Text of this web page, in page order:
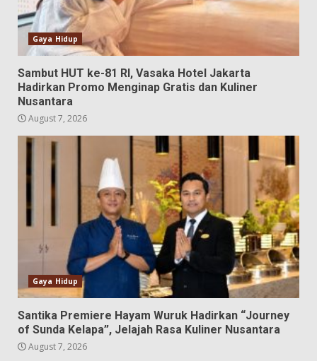
Gaya Hidup
Sambut HUT ke-81 RI, Vasaka Hotel Jakarta
Hadirkan Promo Menginap Gratis dan Kuliner
Nusantara
August 7, 2026
Gaya Hidup
Santika Premiere Hayam Wuruk Hadirkan “Journey
of Sunda Kelapa”, Jelajah Rasa Kuliner Nusantara
August 7, 2026